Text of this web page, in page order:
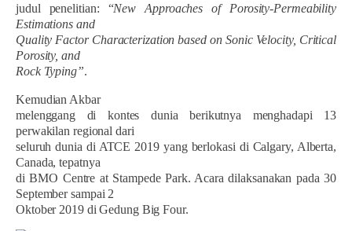
judul penelitian: “New Approaches of Porosity-Permeability
Estimations and
Quality Factor Characterization based on Sonic Velocity, Critical
Porosity, and
Rock Typing”.
Kemudian Akbar
melenggang di kontes dunia berikutnya menghadapi 13
perwakilan regional dari
seluruh dunia di ATCE 2019 yang berlokasi di Calgary, Alberta,
Canada, tepatnya
di BMO Centre at Stampede Park. Acara dilaksanakan pada 30
September sampai 2
Oktober 2019 di Gedung Big Four.